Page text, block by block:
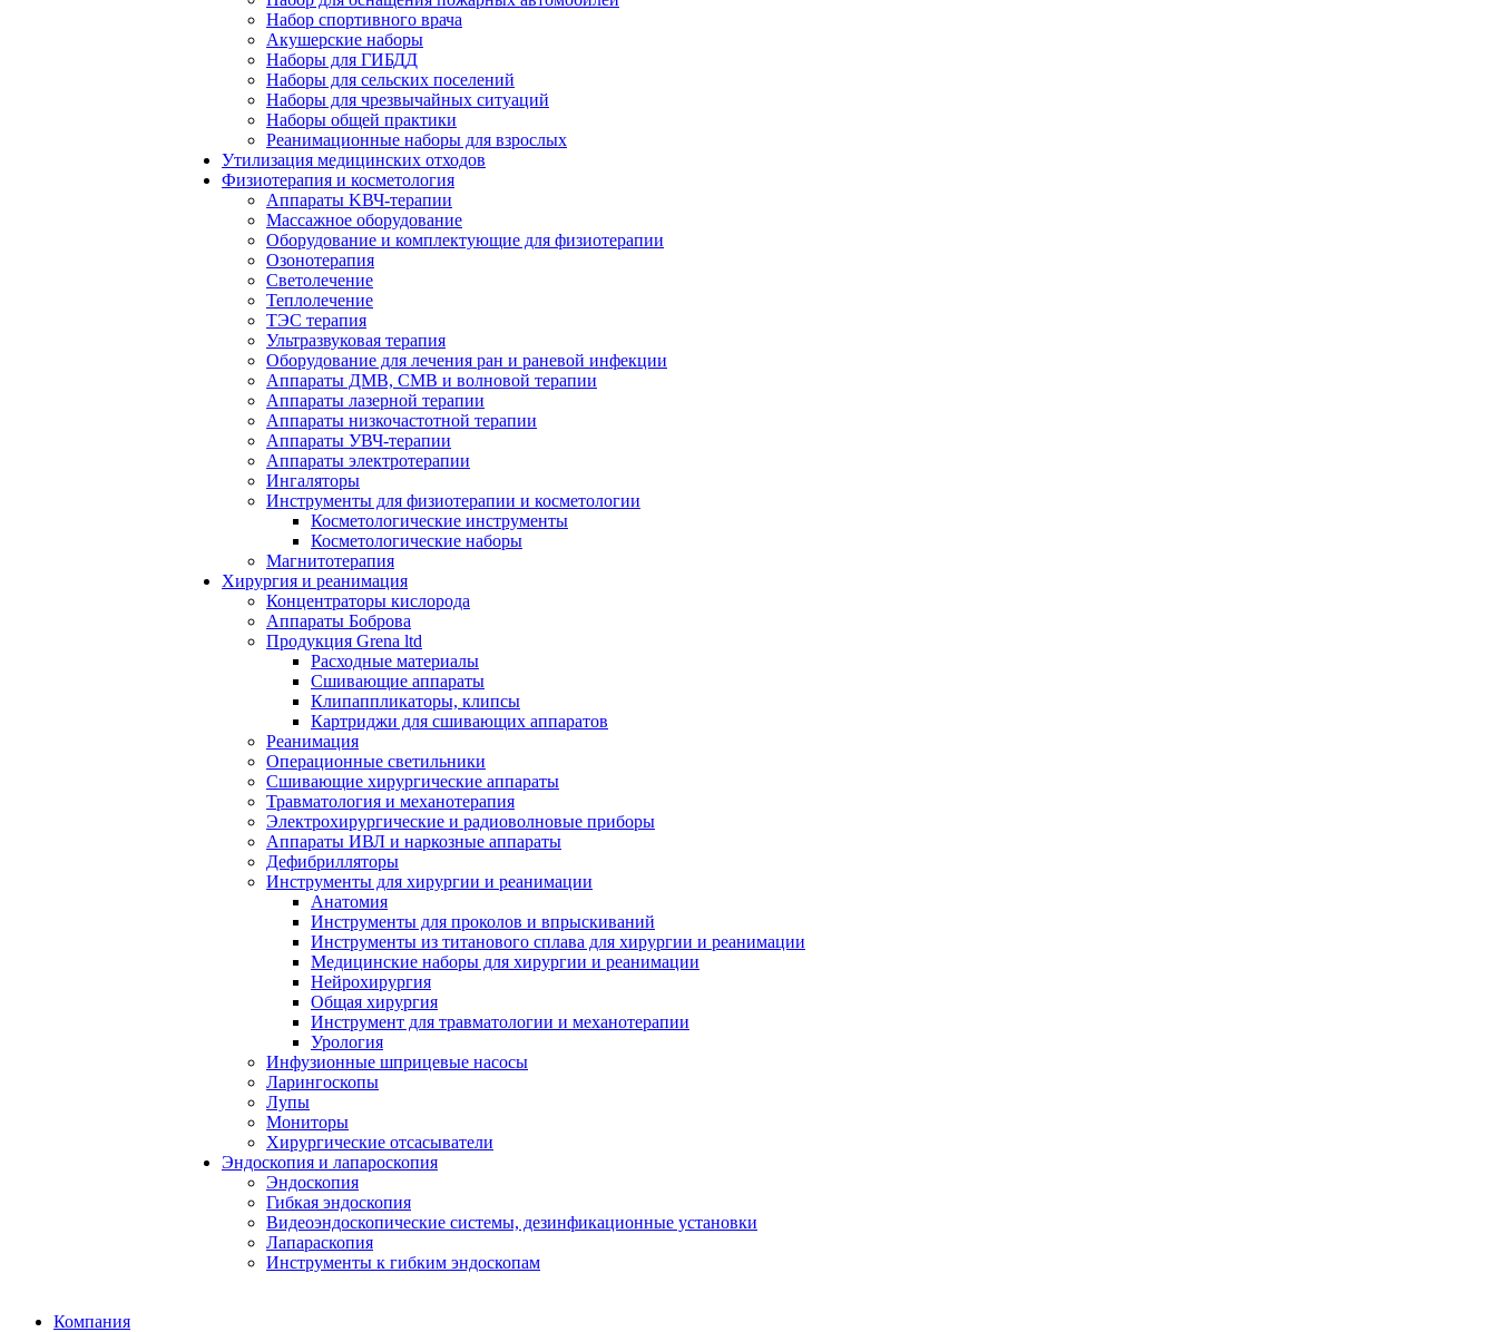
Набор спортивного врача
Акушерские наборы
Наборы для ГИБДД
Наборы для сельских поселений
Наборы для чрезвычайных ситуаций
Наборы общей практики
Реанимационные наборы для взрослых
Утилизация медицинских отходов
Физиотерапия и косметология
Аппараты KВЧ-терапии
Массажное оборудование
Оборудование и комплектующие для физиотерапии
Озонотерапия
Светолечение
Теплолечение
ТЭС терапия
Ультразвуковая терапия
Оборудование для лечения ран и раневой инфекции
Аппараты ДМВ, СМВ и волновой терапии
Аппараты лазерной терапии
Аппараты низкочастотной терапии
Аппараты УВЧ-терапии
Аппараты электротерапии
Ингаляторы
Инструменты для физиотерапии и косметологии
Косметологические инструменты
Косметологические наборы
Магнитотерапия
Хирургия и реанимация
Концентраторы кислорода
Аппараты Боброва
Продукция Grena ltd
Расходные материалы
Сшивающие аппараты
Клипаппликаторы, клипсы
Картриджи для сшивающих аппаратов
Реанимация
Операционные светильники
Сшивающие хирургические аппараты
Травматология и механотерапия
Электрохирургические и радиоволновые приборы
Аппараты ИВЛ и наркозные аппараты
Дефибрилляторы
Инструменты для хирургии и реанимации
Анатомия
Инструменты для проколов и впрыскиваний
Инструменты из титанового сплава для хирургии и реанимации
Медицинские наборы для хирургии и реанимации
Нейрохирургия
Общая хирургия
Инструмент для травматологии и механотерапии
Урология
Инфузионные шприцевые насосы
Ларингоскопы
Лупы
Мониторы
Хирургические отсасыватели
Эндоскопия и лапароскопия
Эндоскопия
Гибкая эндоскопия
Видеоэндоскопические системы, дезинфикационные установки
Лапараскопия
Инструменты к гибким эндоскопам
Компания